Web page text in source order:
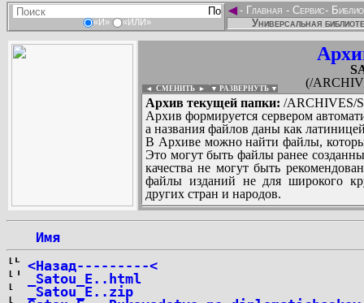
«И» «ИЛИ»
◄- Главная - Сервис-
Универсальная
(/
◄ СМЕНИТЬ ► ▼ РАЗВЕРНУТЬ ▼
Архив текущей папки: /ARCHIVES/
Архив формируется сервером
а названия файлов даны как
В Архиве можно найти файлы,
Это могут быть файлы ранее
качества не могут быть
файлы изданий не для широкого
других стран и народов.
Имя
<Назад---------<
_Satou_E..html
_Satou_E..zip